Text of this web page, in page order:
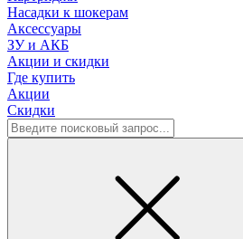
Насадки к шокерам
Аксессуары
ЗУ и АКБ
Акции и скидки
Где купить
Акции
Скидки